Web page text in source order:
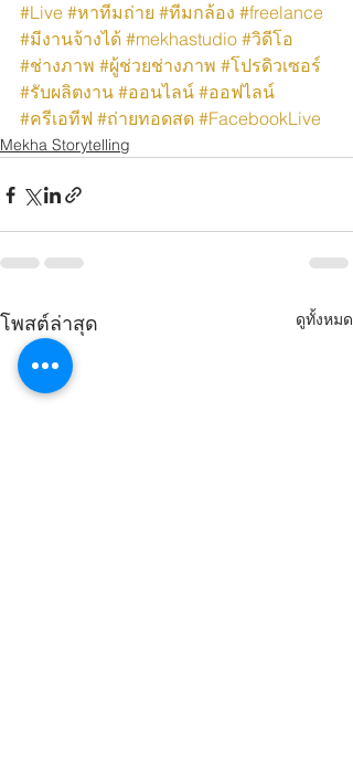
#Live #หาทีมถ่าย #ทีมกล้อง #freelance
#มีงานจ้างได้ #mekhastudio #วิดีโอ
#ช่างภาพ #ผู้ช่วยช่างภาพ #โปรดิวเซอร์
#รับผลิตงาน #ออนไลน์ #ออฟไลน์
#ครีเอทีฟ #ถ่ายทอดสด #FacebookLive
Mekha Storytelling
โพสต์ล่าสุด ดูทั้งหมด